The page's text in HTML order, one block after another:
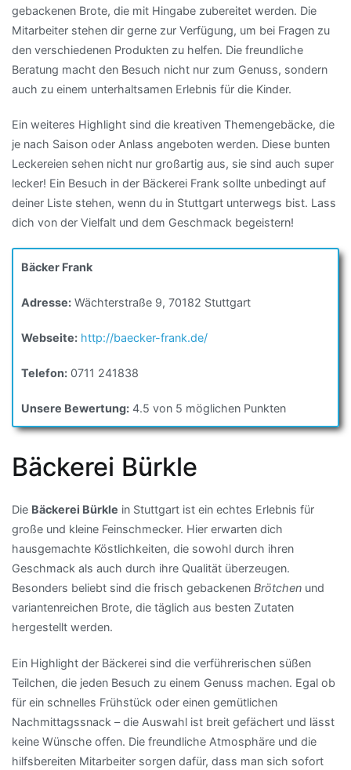
gebackenen Brote, die mit Hingabe zubereitet werden. Die
Mitarbeiter stehen dir gerne zur Verfügung, um bei Fragen zu
den verschiedenen Produkten zu helfen. Die freundliche
Beratung macht den Besuch nicht nur zum Genuss, sondern
auch zu einem unterhaltsamen Erlebnis für die Kinder.
Ein weiteres Highlight sind die kreativen Themengebäcke, die
je nach Saison oder Anlass angeboten werden. Diese bunten
Leckereien sehen nicht nur großartig aus, sie sind auch super
lecker! Ein Besuch in der Bäckerei Frank sollte unbedingt auf
deiner Liste stehen, wenn du in Stuttgart unterwegs bist. Lass
dich von der Vielfalt und dem Geschmack begeistern!
Bäcker Frank
Adresse: Wächterstraße 9, 70182 Stuttgart
Webseite: http://baecker-frank.de/
Telefon: 0711 241838
Unsere Bewertung: 4.5 von 5 möglichen Punkten
Bäckerei Bürkle
Die Bäckerei Bürkle in Stuttgart ist ein echtes Erlebnis für
große und kleine Feinschmecker. Hier erwarten dich
hausgemachte Köstlichkeiten, die sowohl durch ihren
Geschmack als auch durch ihre Qualität überzeugen.
Besonders beliebt sind die frisch gebackenen Brötchen und
variantenreichen Brote, die täglich aus besten Zutaten
hergestellt werden.
Ein Highlight der Bäckerei sind die verführerischen süßen
Teilchen, die jeden Besuch zu einem Genuss machen. Egal ob
für ein schnelles Frühstück oder einen gemütlichen
Nachmittagssnack – die Auswahl ist breit gefächert und lässt
keine Wünsche offen. Die freundliche Atmosphäre und die
hilfsbereiten Mitarbeiter sorgen dafür, dass man sich sofort